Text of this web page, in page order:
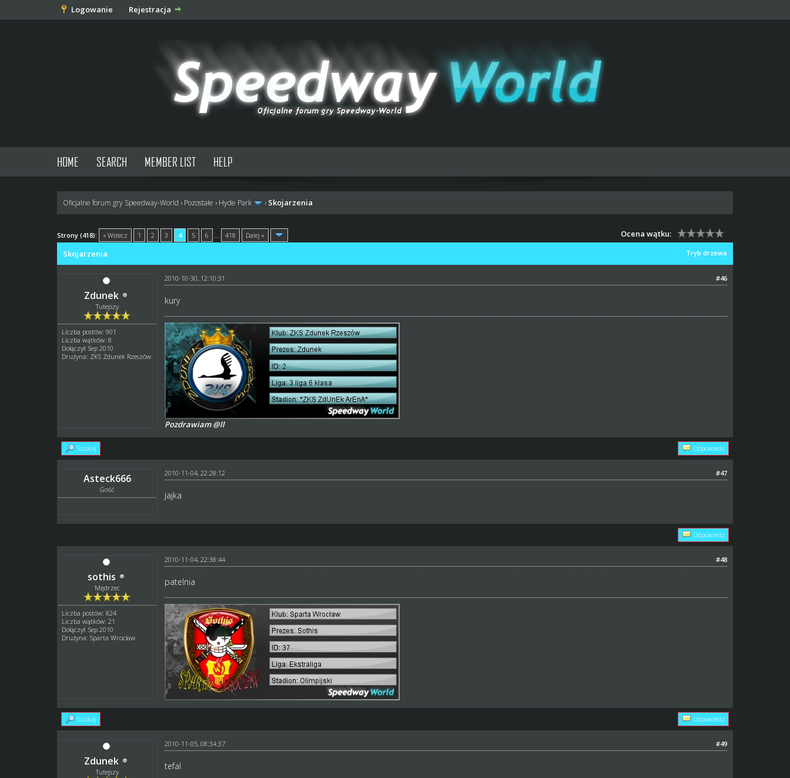
Logowanie Rejestracja
HOME SEARCH MEMBER LIST HELP
Oficjalne forum gry Speedway-World › Pozostałe › Hyde Park › Skojarzenia
Strony (418): « Wstecz 1 2 3 4 5 6 418 Dalej » Ocena wątku:
0 głosów - średnia: 0
1
2
3
4
5
Tryb drzewa
Skojarzenia
Zdunek
Tutejszy
Liczba postów: 901
Liczba wątków: 8
Dołączył: Sep 2010
Drużyna: ZKS Zdunek Rzeszów
#46
2010-10-30, 12:10:31
kury
Pozdrawiam @ll
Szukaj Odpowiedz
Asteck666
Gość
#47
2010-11-04, 22:28:12
jajka
Odpowiedz
sothis
Mędrzec
Liczba postów: 824
Liczba wątków: 21
Dołączył: Sep 2010
Drużyna: Sparta Wrocław
#48
2010-11-04, 22:38:44
patelnia
Szukaj Odpowiedz
Zdunek
Tutejszy
#49
2010-11-05, 08:34:37
tefal